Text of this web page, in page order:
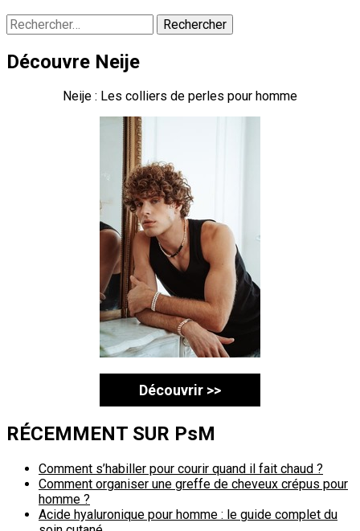
Rechercher :
Découvre Neije
Neije : Les colliers de perles pour homme
Découvrir >>
RÉCEMMENT SUR PsM
Comment s’habiller pour courir quand il fait chaud ?
Comment organiser une greffe de cheveux crépus pour
homme ?
Acide hyaluronique pour homme : le guide complet du